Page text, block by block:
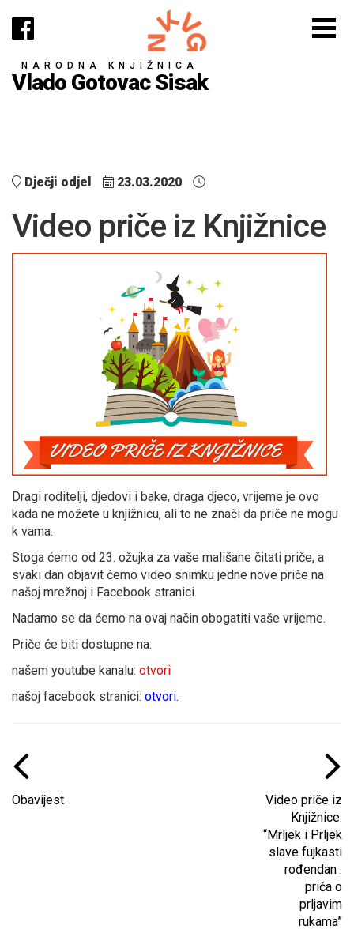
NARODNA KNJIŽNICA
Vlado Gotovac Sisak
Dječji odjel 23.03.2020
Video priče iz Knjižnice
Dragi roditelji, djedovi i bake, draga djeco, vrijeme je ovo
kada ne možete u knjižnicu, ali to ne znači da priče ne mogu
k vama.
Stoga ćemo od 23. ožujka za vaše mališane čitati priče, a
svaki dan objavit ćemo video snimku jedne nove priče na
našoj mrežnoj i Facebook stranici.
Nadamo se da ćemo na ovaj način obogatiti vaše vrijeme.
Priče će biti dostupne na:
našem youtube kanalu: otvori
našoj facebook stranici: otvori.
Obavijest
Video priče iz
Knjižnice:
“Mrljek i Prljek
slave fujkasti
rođendan :
priča o
prljavim
rukama”